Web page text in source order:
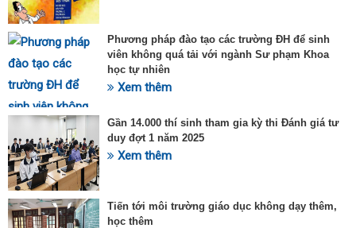
Phương pháp đào tạo các trường ĐH để sinh
viên không quá tải với ngành Sư phạm Khoa
học tự nhiên
Xem thêm
Gần 14.000 thí sinh tham gia kỳ thi Đánh giá tư
duy đợt 1 năm 2025
Xem thêm
Tiến tới môi trường giáo dục không dạy thêm,
học thêm